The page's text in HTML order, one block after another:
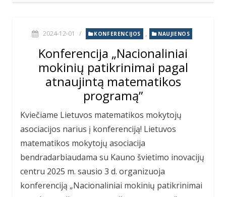
2024-12-01 / KONFERENCIJOS , NAUJIENOS
Konferencija „Nacionaliniai
mokinių patikrinimai pagal
atnaujintą matematikos
programą”
Kviečiame Lietuvos matematikos mokytojų
asociacijos narius į konferenciją! Lietuvos
matematikos mokytojų asociacija
bendradarbiaudama su Kauno švietimo inovacijų
centru 2025 m. sausio 3 d. organizuoja
konferenciją „Nacionaliniai mokinių patikrinimai